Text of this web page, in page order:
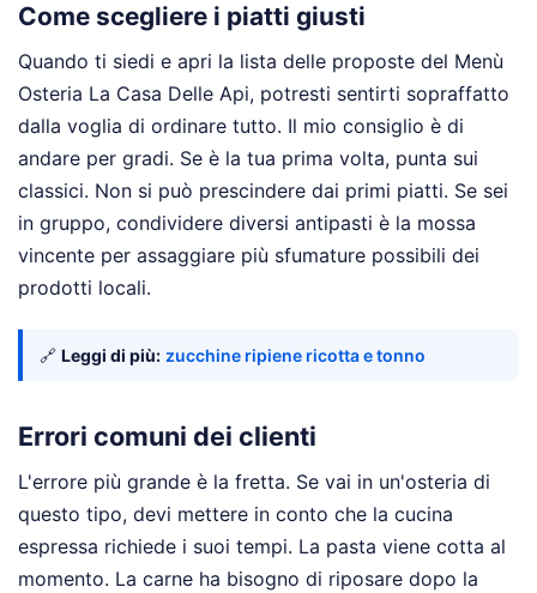
Come scegliere i piatti giusti
Quando ti siedi e apri la lista delle proposte del Menù
Osteria La Casa Delle Api, potresti sentirti sopraffatto
dalla voglia di ordinare tutto. Il mio consiglio è di
andare per gradi. Se è la tua prima volta, punta sui
classici. Non si può prescindere dai primi piatti. Se sei
in gruppo, condividere diversi antipasti è la mossa
vincente per assaggiare più sfumature possibili dei
prodotti locali.
🔗 Leggi di più: zucchine ripiene ricotta e tonno
Errori comuni dei clienti
L'errore più grande è la fretta. Se vai in un'osteria di
questo tipo, devi mettere in conto che la cucina
espressa richiede i suoi tempi. La pasta viene cotta al
momento. La carne ha bisogno di riposare dopo la